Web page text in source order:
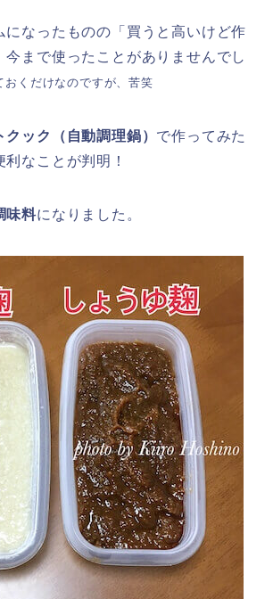
になったものの「買うと高いけど作
今まで使ったことがありませんでし
おくだけなのですが、苦笑
クック（自動調理鍋） で作ってみた
なことが判明！
味料になりました。